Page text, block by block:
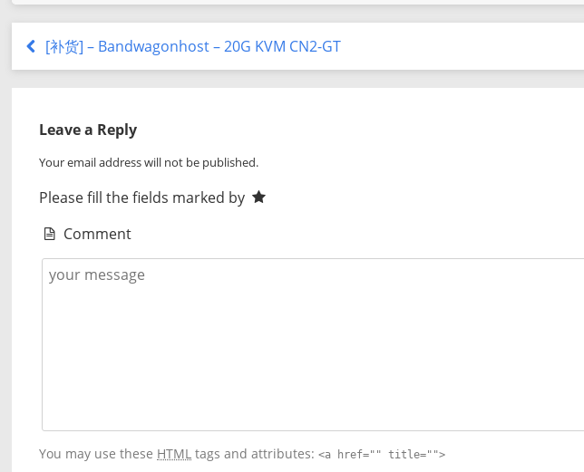
[补货] – Bandwagonhost – 20G KVM CN2-GT
Leave a Reply
Your email address will not be published.
Please fill the fields marked by
Comment
You may use these HTML tags and attributes:<a href="" title="">